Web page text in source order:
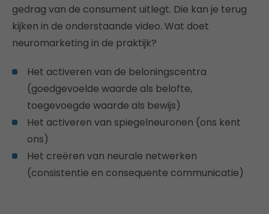
gedrag van de consument uitlegt. Die kan je terug
kijken in de onderstaande video. Wat doet
neuromarketing in de praktijk?
Het activeren van de beloningscentra
(goedgevoelde waarde als belofte,
toegevoegde waarde als bewijs)
Het activeren van spiegelneuronen (ons kent
ons)
Het creëren van neurale netwerken
(consistentie en consequente communicatie)